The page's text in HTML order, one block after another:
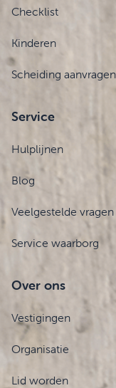
Checklist
Kinderen
Scheiding aanvragen
Service
Hulplijnen
Blog
Veelgestelde vragen
Service waarborg
Over ons
Vestigingen
Organisatie
Lid worden